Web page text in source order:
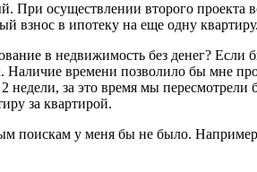
При осуществлении второго
взнос в ипотеку на еще одну
в недвижимость без денег?
времени позволило бы мне
недели, за это время мы
за квартирой.
поискам у меня бы не было.